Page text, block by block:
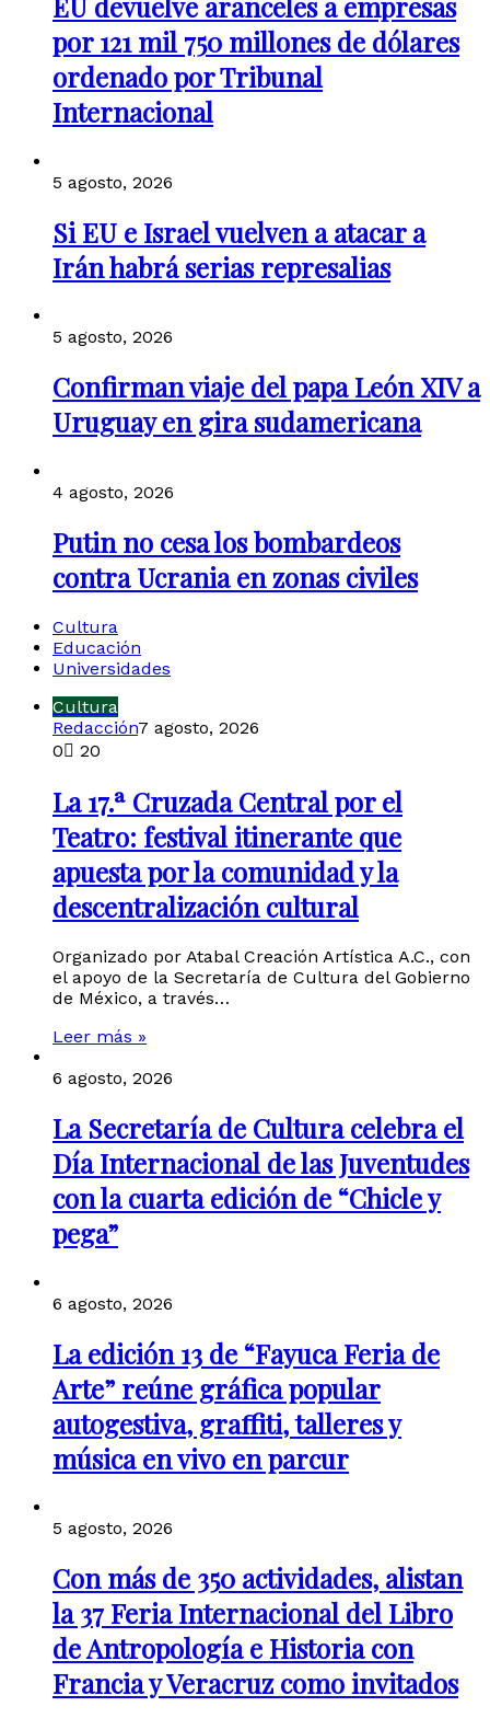
por 121 mil 750 millones de dólares
ordenado por Tribunal
Internacional
5 agosto, 2026
Si EU e Israel vuelven a atacar a
Irán habrá serias represalias
5 agosto, 2026
Confirman viaje del papa León XIV a
Uruguay en gira sudamericana
4 agosto, 2026
Putin no cesa los bombardeos
contra Ucrania en zonas civiles
Cultura
Educación
Universidades
Cultura
Redacción7 agosto, 2026
0
20
La 17.ª Cruzada Central por el
Teatro: festival itinerante que
apuesta por la comunidad y la
descentralización cultural
Organizado por Atabal Creación Artística A.C., con
el apoyo de la Secretaría de Cultura del Gobierno
de México, a través…
Leer más »
6 agosto, 2026
La Secretaría de Cultura celebra el
Día Internacional de las Juventudes
con la cuarta edición de “Chicle y
pega”
6 agosto, 2026
La edición 13 de “Fayuca Feria de
Arte” reúne gráfica popular
autogestiva, graffiti, talleres y
música en vivo en parcur
5 agosto, 2026
Con más de 350 actividades, alistan
la 37 Feria Internacional del Libro
de Antropología e Historia con
Francia y Veracruz como invitados